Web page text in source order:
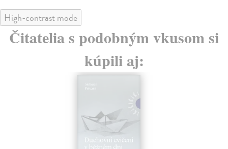
High-contrast mode
Čitatelia s podobným vkusom si
kúpili aj: